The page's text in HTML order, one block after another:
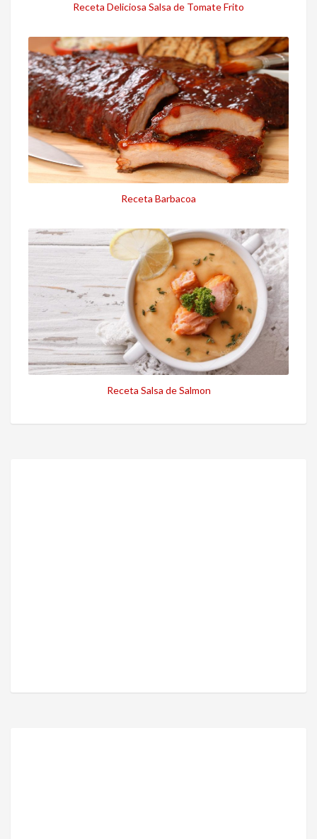
Receta Deliciosa Salsa de Tomate Frito
Receta Barbacoa
Receta Salsa de Salmon